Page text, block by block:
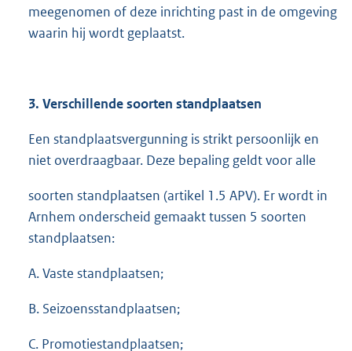
meegenomen of deze inrichting past in de omgeving
waarin hij wordt geplaatst.
3. Verschillende soorten standplaatsen
Een standplaatsvergunning is strikt persoonlijk en
niet overdraagbaar. Deze bepaling geldt voor alle
soorten standplaatsen (artikel 1.5 APV). Er wordt in
Arnhem onderscheid gemaakt tussen 5 soorten
standplaatsen:
A. Vaste standplaatsen;
B. Seizoensstandplaatsen;
C. Promotiestandplaatsen;